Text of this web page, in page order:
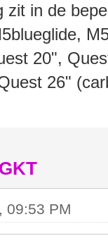
zit in de
20",
26"
09:53 PM